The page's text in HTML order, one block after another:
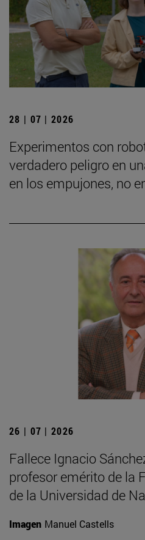
28 | 07 | 2026
Experimentos con
verdadero peligro en
en los empujones, no
26 | 07 | 2026
Fallece Ignacio
profesor emérito de la
de la Universidad de
Imagen Manuel Castells